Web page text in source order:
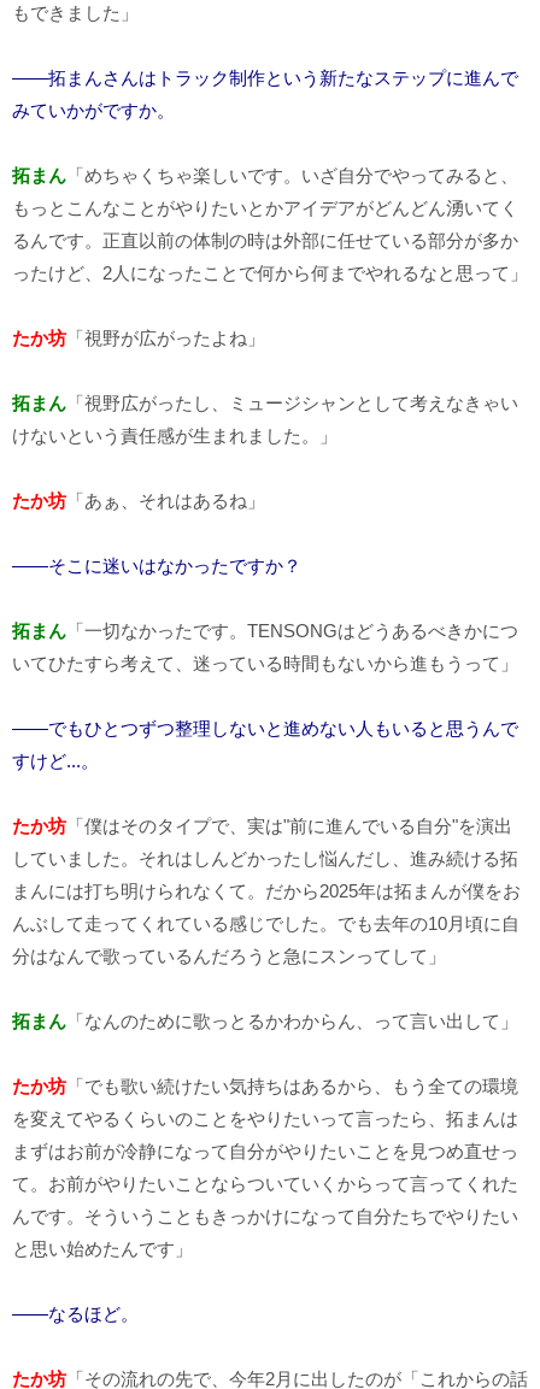
もできました」
――拓まんさんはトラック制作という新たなステップに進んで
みていかがですか。
拓まん 「めちゃくちゃ楽しいです。いざ自分でやってみると、
もっとこんなことがやりたいとかアイデアがどんどん湧いてく
るんです。正直以前の体制の時は外部に任せている部分が多か
ったけど、2人になったことで何から何までやれるなと思って」
たか坊 「視野が広がったよね」
拓まん 「視野広がったし、ミュージシャンとして考えなきゃい
けないという責任感が生まれました。」
たか坊 「あぁ、それはあるね」
――そこに迷いはなかったですか？
拓まん 「一切なかったです。TENSONGはどうあるべきかにつ
いてひたすら考えて、迷っている時間もないから進もうって」
――でもひとつずつ整理しないと進めない人もいると思うんで
すけど...。
たか坊 「僕はそのタイプで、実は"前に進んでいる自分"を演出
していました。それはしんどかったし悩んだし、進み続ける拓
まんには打ち明けられなくて。だから2025年は拓まんが僕をお
んぶして走ってくれている感じでした。でも去年の10月頃に自
分はなんで歌っているんだろうと急にスンってして」
拓まん 「なんのために歌っとるかわからん、って言い出して」
たか坊 「でも歌い続けたい気持ちはあるから、もう全ての環境
を変えてやるくらいのことをやりたいって言ったら、拓まんは
まずはお前が冷静になって自分がやりたいことを見つめ直せっ
て。お前がやりたいことならついていくからって言ってくれた
んです。そういうこともきっかけになって自分たちでやりたい
と思い始めたんです」
――なるほど。
たか坊 「その流れの先で、今年2月に出したのが「これからの話